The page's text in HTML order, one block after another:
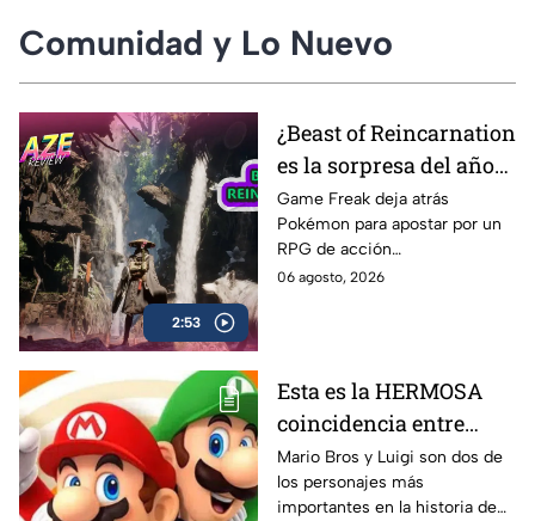
Comunidad y Lo Nuevo
2:53
¿Beast of Reincarnation
es la sorpresa del año? |
AZE Review
Game Freak deja atrás
Pokémon para apostar por un
RPG de acción
completamente diferente.
contamos
06 agosto, 2026
Esta es la HERMOSA
coincidencia entre
Mario Bros y Luigi que
pocos conocen
Mario Bros y Luigi son dos de
los personajes más
importantes en la historia de